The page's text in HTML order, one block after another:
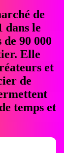
de
dans le
90 000
Elle
et
de
temps et